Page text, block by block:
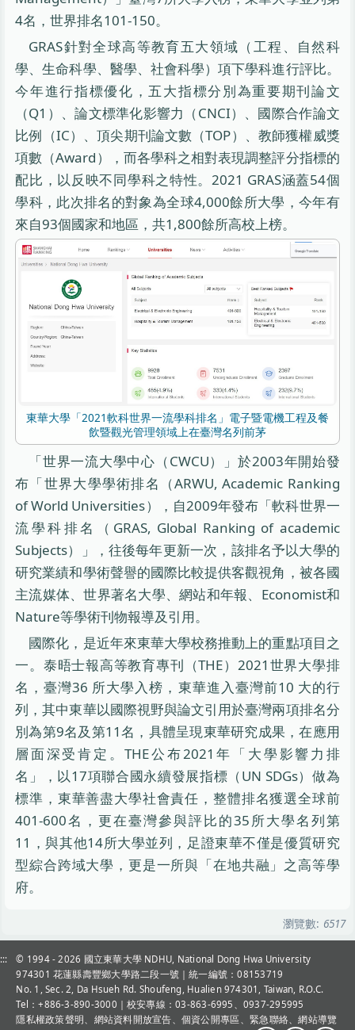
4名，世界排名101-150。
GRAS針對全球高等教育五大領域（工程、自然科
學、生命科學、醫學、社會科學）項下學科進行評比。
今年進行指標優化，五大指標分別為重要期刊論文
（Q1）、論文標準化影響力（CNCI）、國際合作論文
比例（IC）、頂尖期刊論文數（TOP）、教師獲權威獎
項數（Award），而各學科之相對表現調整評分指標的
配比，以反映不同學科之特性。2021 GRAS涵蓋54個
學科，此次排名的對象為全球4,000餘所大學，今年有
來自93個國家和地區，共1,800餘所高校上榜。
東華大學「2021軟科世界一流學科排名」電子暨電機工程及餐
飲暨觀光管理領域上在臺灣名列前茅
「世界一流大學中心（CWCU）」於2003年開始發
布「世界大學學術排名（ARWU, Academic Ranking
of World Universities），自2009年發布「軟科世界一
流學科排名（GRAS, Global Ranking of academic
Subjects）」，往後每年更新一次，該排名予以大學的
研究業績和學術聲譽的國際比較提供客觀視角，被各國
主流媒体、世界著名大學、網站和年報、Economist和
Nature等學術刊物報導及引用。
國際化，是近年來東華大學校務推動上的重點項目之
一。泰晤士報高等教育專刊（THE）2021世界大學排
名，臺灣36 所大學入榜，東華進入臺灣前10 大的行
列，其中東華以國際視野與論文引用於臺灣兩項排名分
別為第9名及第11名，具體呈現東華研究成果，在應用
層面深受肯定。THE公布2021年「大學影響力排
名」，以17項聯合國永續發展指標（UN SDGs）做為
標準，東華善盡大學社會責任，整體排名獲選全球前
401-600名，更在臺灣參與評比的35所大學名列第
11，與其他14所大學並列，足證東華不僅是優質研究
型綜合跨域大學，更是一所與「在地共融」之高等學
府。
瀏覽數: 6517
::: © 1994 - 2026 國立東華大學 NDHU, National Dong Hwa University
974301 花蓮縣壽豐鄉大學路二段一號｜統一編號：08153719
No. 1, Sec. 2, Da Hsueh Rd. Shoufeng, Hualien 974301, Taiwan, R.O.C.
Tel：+886-3-890-3000 ｜校安專線：03-863-6995、0937-295995
隱私權政策聲明
網站資料開放宣告 個資公開專區 、緊急聯絡 、網站導覽